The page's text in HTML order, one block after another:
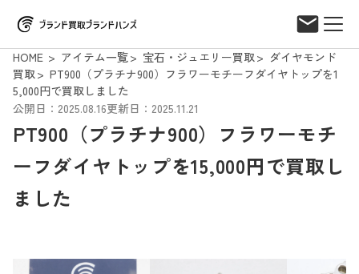
HOME アイテム一覧 宝石・ジュエリー買取
ダイヤモンド
買取
PT900（プラチナ900）フラワーモチーフダイヤトップを1
5,000円で買取しました
公開日：2025.08.16更新日：2025.11.21
PT900（プラチナ900）フラワーモチ
ーフダイヤトップを15,000円で買取し
ました